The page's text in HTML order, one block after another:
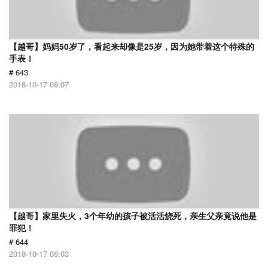
【越哥】妈妈50岁了，看起来却像是25岁，因为她带着这个特殊的
手表！
# 643
2018-10-17 08:07
【越哥】家里失火，3个年幼的孩子被活活烧死，亲生父亲竟说他是
罪犯！
# 644
2018-10-17 08:03